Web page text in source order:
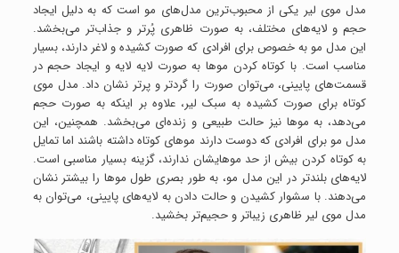
مدل موی لیر یکی از محبوب‌ترین مدل‌های مو است که به دلیل ایجاد
حجم و لایه‌های مختلف، به صورت ظاهری پُرتر و جذاب‌تر می‌بخشد.
این مدل مو به خصوص برای افرادی که صورت کشیده و لاغر دارند، بسیار
مناسب است. با کوتاه کردن موها به صورت لایه لایه و ایجاد حجم در
قسمت‌های پایینی، می‌توان صورت را گردتر و پرتر نشان داد. مدل موی
کوتاه برای صورت کشیده به سبک لیر، علاوه بر اینکه به صورت حجم
می‌دهد، به موها نیز حالت طبیعی و زنده‌ای می‌بخشد. همچنین، این
مدل مو برای افرادی که دوست دارند موهای کوتاه داشته باشند اما تمایل
به کوتاه کردن بیش از حد موهایشان ندارند، گزینه بسیار مناسبی است.
لایه‌های بلندتر در این مدل مو، به طور بصری طول موها را بیشتر نشان
می‌دهند. با سشوار کشیدن و حالت دادن به لایه‌های پایینی، می‌توان به
مدل موی لیر ظاهری زیباتر و حجیم‌تر بخشید.